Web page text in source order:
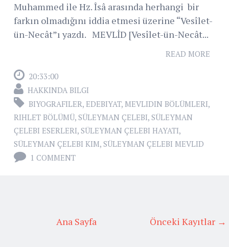
Muhammed ile Hz. Îsâ arasında herhangi bir
farkın olmadığını iddia etmesi üzerine “Vesîlet-
ün-Necât”ı yazdı. MEVLİD [Vesîlet-ün-Necât...
READ MORE
20:33:00
HAKKINDA BILGI
BIYOGRAFILER, EDEBIYAT, MEVLIDIN BÖLÜMLERI,
RIHLET BÖLÜMÜ, SÜLEYMAN ÇELEBI, SÜLEYMAN
ÇELEBI ESERLERI, SÜLEYMAN ÇELEBI HAYATI,
SÜLEYMAN ÇELEBI KIM, SÜLEYMAN ÇELEBI MEVLID
1 COMMENT
Önceki Kayıtlar →
Ana Sayfa